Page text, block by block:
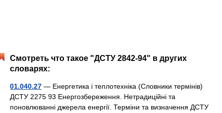
Смотреть что такое "ДСТУ 2842-94" в других
словарях:
01.040.27 — Енергетика і теплотехніка (Словники термінів)
ДСТУ 2275 93 Енергозбереження. Нетрадиційні та
поновлюванні джерела енергії. Терміни та визначення ДСТУ